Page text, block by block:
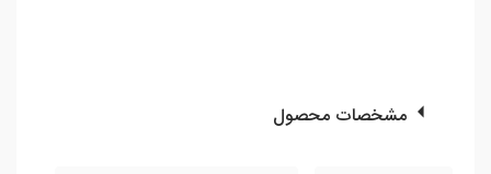
مشخصات محصول